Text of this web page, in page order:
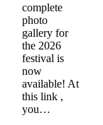
complete
photo
gallery for
the 2026
festival is
now
available! At
this link ,
you…